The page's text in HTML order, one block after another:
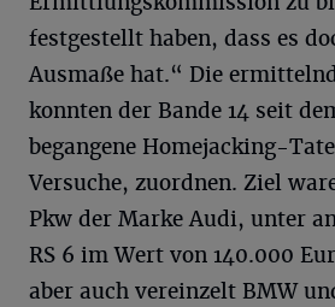
festgestellt haben, dass es
Ausmaße hat.“ Die
konnten der Bande 14 seit
begangene Homejacking-
Versuche, zuordnen. Ziel
Pkw der Marke Audi, unter
RS 6 im Wert von 140.000
aber auch vereinzelt BMW